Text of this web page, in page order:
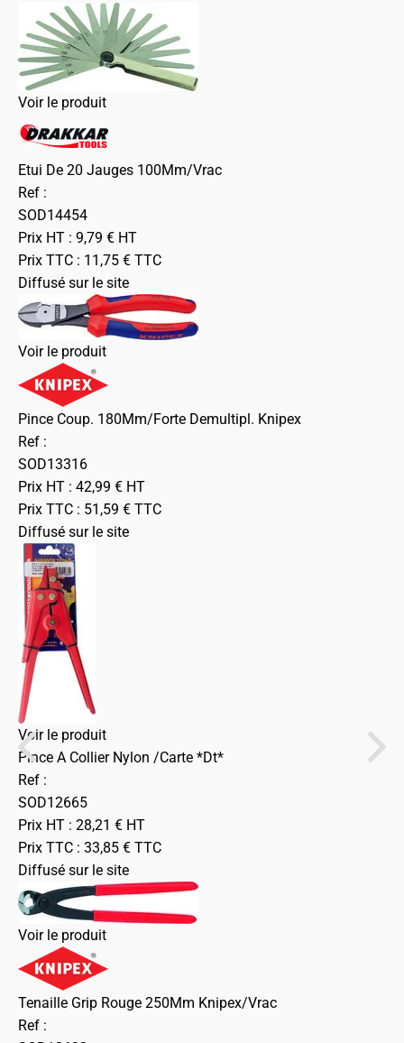
Voir le produit
Etui De 20 Jauges 100Mm/Vrac
Ref :
SOD14454
Prix HT : 9,79 € HT
Prix TTC : 11,75 € TTC
Diffusé sur le site
Voir le produit
Pince Coup. 180Mm/Forte Demultipl. Knipex
Ref :
SOD13316
Prix HT : 42,99 € HT
Prix TTC : 51,59 € TTC
Diffusé sur le site
Voir le produit
Pince A Collier Nylon /Carte *Dt*
Ref :
SOD12665
Prix HT : 28,21 € HT
Prix TTC : 33,85 € TTC
Diffusé sur le site
Voir le produit
Tenaille Grip Rouge 250Mm Knipex/Vrac
Ref :